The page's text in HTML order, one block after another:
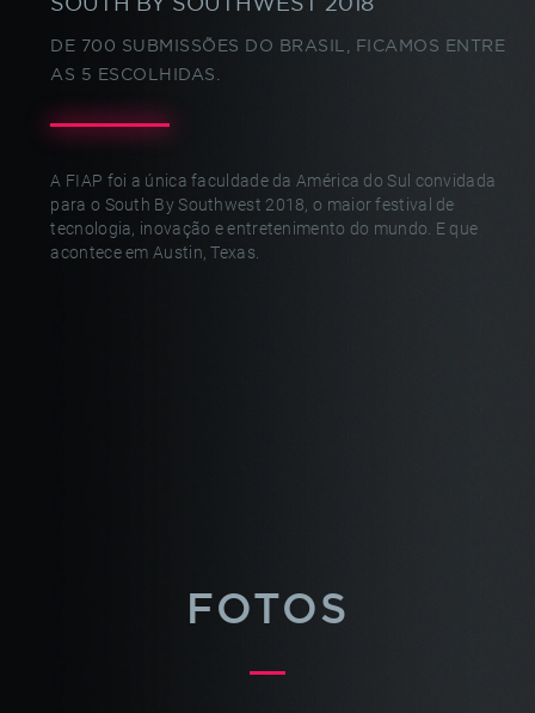
DE 700 SUBMISSÕES DO BRASIL, FICAMOS ENTRE
AS 5 ESCOLHIDAS.
A FIAP foi a única faculdade da América do Sul convidada
para o South By Southwest 2018, o maior festival de
tecnologia, inovação e entretenimento do mundo. E que
acontece em Austin, Texas.
FOTOS